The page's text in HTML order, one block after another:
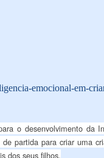
emocional-em-
o desenvolvimento da
partida para criar uma
dos seus filhos.